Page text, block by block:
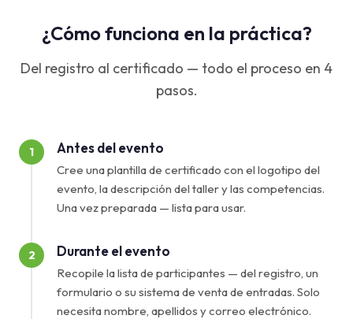
¿Cómo funciona en la práctica?
Del registro al certificado — todo el proceso en 4
pasos.
1 Antes del evento
Cree una plantilla de certificado con el logotipo del
evento, la descripción del taller y las competencias.
Una vez preparada — lista para usar.
2 Durante el evento
Recopile la lista de participantes — del registro, un
formulario o su sistema de venta de entradas. Solo
necesita nombre, apellidos y correo electrónico.